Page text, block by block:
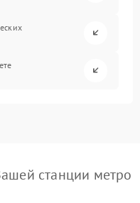
станции метро